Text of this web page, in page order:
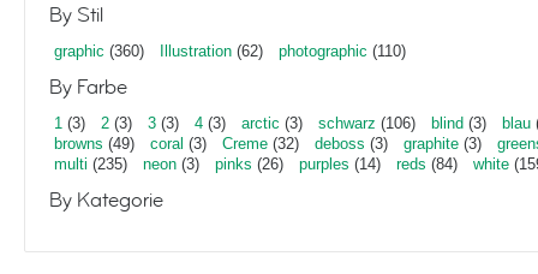
By Stil
graphic (360) Illustration (62) photographic (110)
By Farbe
1 (3) 2 (3) 3 (3) 4 (3) arctic (3) schwarz (106) blind (3) blau
browns (49) coral (3) Creme (32) deboss (3) graphite (3)
multi (235) neon (3) pinks (26) purples (14) reds (84) white
By Kategorie